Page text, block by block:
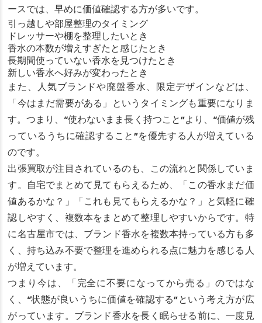
ースでは、早めに価値確認する方が多いです。
引っ越しや部屋整理のタイミング
ドレッサーや棚を整理したいとき
香水の本数が増えすぎたと感じたとき
長期間使っていない香水を見つけたとき
新しい香水へ好みが変わったとき
また、人気ブランドや廃盤香水、限定デザインなどは、
「今はまだ需要がある」というタイミングも重要になりま
す。つまり、“使わないまま長く持つこと”より、“価値が残
っているうちに確認すること”を優先する人が増えている
のです。
出張買取が注目されているのも、この流れと関係していま
す。自宅でまとめて見てもらえるため、「この香水まだ価
値あるかな？」「これも見てもらえるかな？」と気軽に確
認しやすく、複数本をまとめて整理しやすいからです。特
に名古屋市では、ブランド香水を複数本持っている方も多
く、持ち込み不要で整理を進められる点に魅力を感じる人
が増えています。
つまり今は、「完全に不要になってから売る」のではな
く、“状態が良いうちに価値を確認する”という考え方が広
がっています。ブランド香水を長く眠らせる前に、一度見